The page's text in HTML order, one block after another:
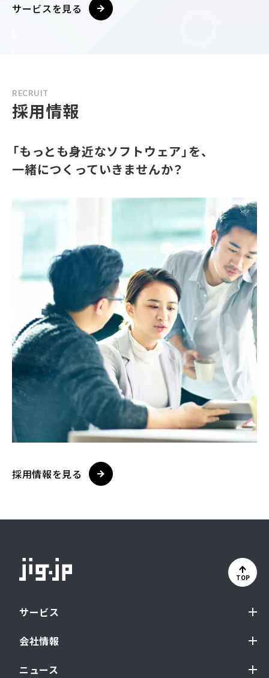
サービスを見る
RECRUIT
採用情報
「もっとも身近なソフトウェア」を、
一緒につくっていきませんか？
採用情報を見る
サービス
会社情報
ニュース
TOP